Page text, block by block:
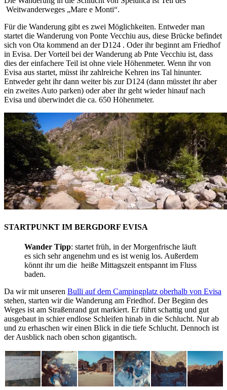
Weitwanderweges „Mare e Monti“.
Für die Wanderung gibt es zwei Möglichkeiten. Entweder man
startet die Wanderung von Ponte Vecchiu aus, diese Brücke befindet
sich von Ota kommend an der D124 . Oder ihr beginnt am Friedhof
in Evisa. Der Vorteil bei der Wanderung ab Pnte Vecchiu ist, dass
dies der einfachere Teil ist ohne viele Höhenmeter. Wenn ihr von
Evisa aus startet, müsst ihr zahlreiche Kehren ins Tal hinunter.
Entweder geht ihr dann weiter bis zur D124 (dann müsstet ihr aber
ein zweites Auto parken) oder aber ihr geht wieder hinauf nach
Evisa und überwindet die ca. 650 Höhenmeter.
STARTPUNKT IM BERGDORF EVISA
Wander Tipp: startet früh, in der Morgenfrische läuft
es sich sehr angenehm und es ist wenig los. Außerdem
könnt ihr um die heiße Mittagszeit entspannt im Fluss
baden.
Da wir mit unseren Bulli auf dem Campingplatz oberhalb von Evisa
stehen, starten wir die Wanderung am Friedhof. Der Beginn des
Weges ist am Straßenrand gut markiert. Er führt schattig und gut
ausgebaut in schier endlose Schleifen hinab in die Schlucht. Nur ab
und zu erhaschen wir einen Blick in die tiefe Schlucht. Dennoch ist
der Ausblick nach oben schon gigantisch.